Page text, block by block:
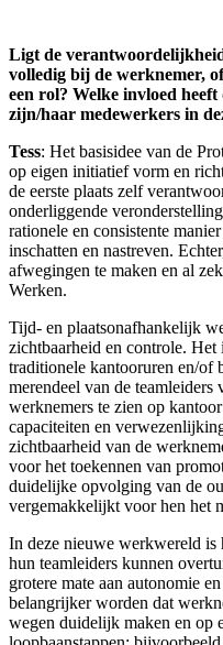
Ligt de verantwoordelijkheid
volledig bij de werknemer,
een rol? Welke invloed
zijn/haar medewerkers in
Tess: Het basisidee van de
op eigen initiatief vorm en
de eerste plaats zelf
onderliggende
rationele en consistente
inschatten en nastreven.
afwegingen te maken en al
Werken.
Tijd- en plaatsonafhankelijk
zichtbaarheid en controle.
traditionele kantooruren en/of
merendeel van de
werknemers te zien op
capaciteiten en
zichtbaarheid van de
voor het toekennen van
duidelijke opvolging van de
vergemakkelijkt voor hen het
In deze nieuwe werkwereld is
hun teamleiders kunnen
grotere mate aan autonomie
belangrijker worden dat
wegen duidelijk maken en op